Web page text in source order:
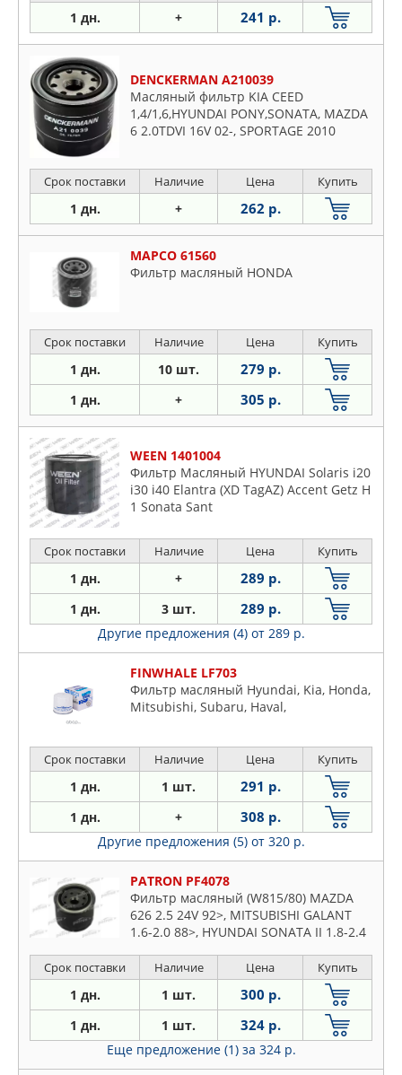
1 дн. + 241 р.
DENCKERMAN A210039
Масляный фильтр KIA CEED
1,4/1,6,HYUNDAI PONY,SONATA, MAZDA
6 2.0TDVI 16V 02-, SPORTAGE 2010
Срок поставки Наличие Цена Купить
1 дн. + 262 р.
MAPCO 61560
Фильтр масляный HONDA
Срок поставки Наличие Цена Купить
1 дн. 10 шт. 279 р.
1 дн. + 305 р.
WEEN 1401004
Фильтр Масляный HYUNDAI Solaris i20
i30 i40 Elantra (XD TagAZ) Accent Getz H
1 Sonata Sant
Срок поставки Наличие Цена Купить
1 дн. + 289 р.
1 дн. 3 шт. 289 р.
Другие предложения (4) от 289 р.
FINWHALE LF703
Фильтр масляный Hyundai, Kia, Honda,
Mitsubishi, Subaru, Haval,
Срок поставки Наличие Цена Купить
1 дн. 1 шт. 291 р.
1 дн. + 308 р.
Другие предложения (5) от 320 р.
PATRON PF4078
Фильтр масляный (W815/80) MAZDA
626 2.5 24V 92>, MITSUBISHI GALANT
1.6-2.0 88>, HYUNDAI SONATA II 1.8-2.4
85-94
Срок поставки Наличие Цена Купить
1 дн. 1 шт. 300 р.
1 дн. 1 шт. 324 р.
Еще предложение (1) за 324 р.